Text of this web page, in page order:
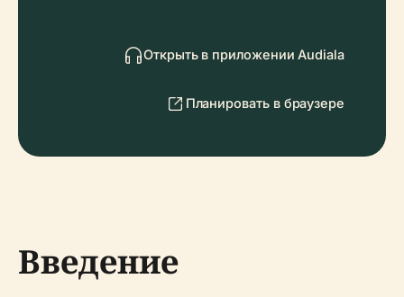
Открыть в приложении Audiala
Планировать в браузере
Введение